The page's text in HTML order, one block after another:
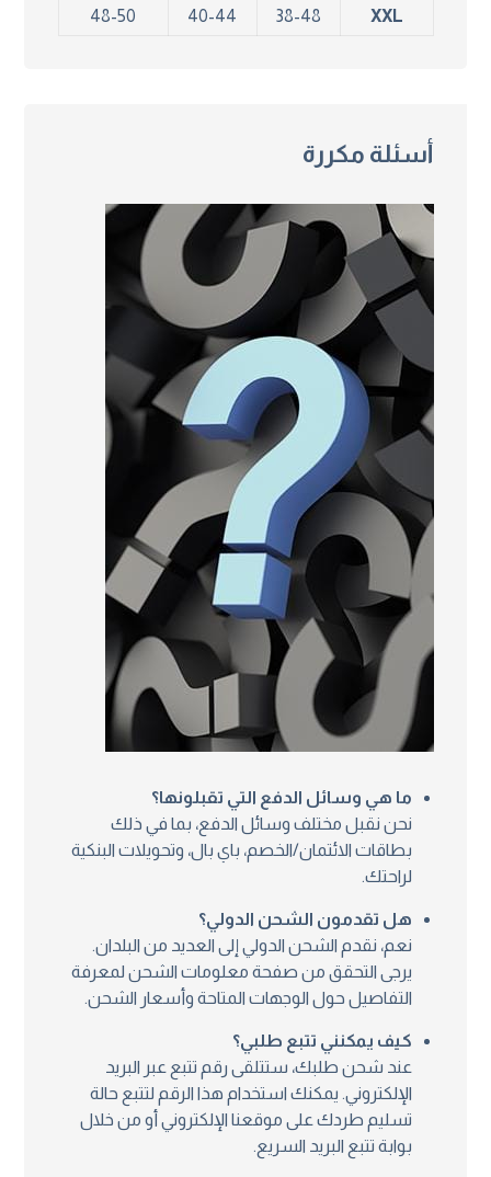
XXL
38-48
40-44
48-50
أسئلة مكررة
ما هي وسائل الدفع التي تقبلونها؟
نحن نقبل مختلف وسائل الدفع، بما في ذلك
بطاقات الائتمان/الخصم، باي بال، وتحويلات البنكية
لراحتك.
هل تقدمون الشحن الدولي؟
نعم، نقدم الشحن الدولي إلى العديد من البلدان.
يرجى التحقق من صفحة معلومات الشحن لمعرفة
التفاصيل حول الوجهات المتاحة وأسعار الشحن.
كيف يمكنني تتبع طلبي؟
عند شحن طلبك، ستتلقى رقم تتبع عبر البريد
الإلكتروني. يمكنك استخدام هذا الرقم لتتبع حالة
تسليم طردك على موقعنا الإلكتروني أو من خلال
بوابة تتبع البريد السريع.